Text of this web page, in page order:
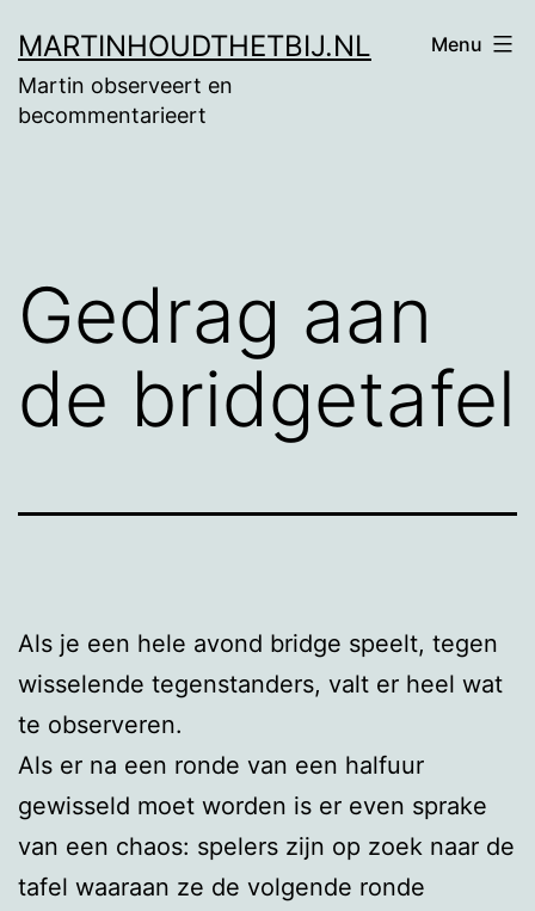
naar
de
MARTINHOUDTHETBIJ.NL
Martin observeert en
becommentarieert
Menu
Gedrag aan
de bridgetafel
Als je een hele avond bridge speelt, tegen
wisselende tegenstanders, valt er heel wat
te observeren.
Als er na een ronde van een halfuur
gewisseld moet worden is er even sprake
van een chaos: spelers zijn op zoek naar de
tafel waaraan ze de volgende ronde